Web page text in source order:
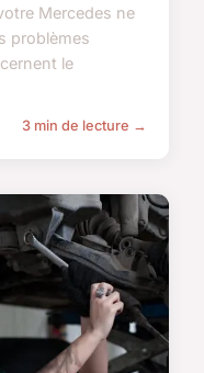
Mercedes ne
problèmes
le
3 min de lecture →